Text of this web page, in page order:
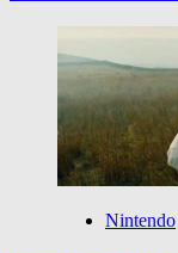
Nintendo